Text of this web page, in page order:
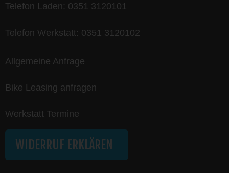
Telefon Laden: 0351 3120101
Telefon Werkstatt: 0351 3120102
Allgemeine Anfrage
Bike Leasing anfragen
Werkstatt Termine
WIDERRUF ERKLÄREN